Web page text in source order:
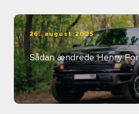
26. august 2025
Sådan ændrede Henry